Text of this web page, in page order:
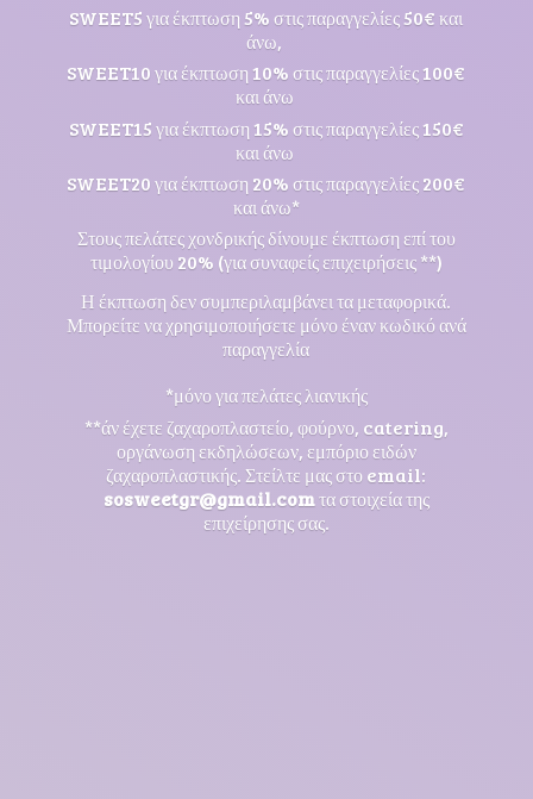
SWEET5 για έκπτωση 5% στις παραγγελίες 50€ και
άνω,
SWEET10 για έκπτωση 10% στις παραγγελίες 100€
και άνω
SWEET15 για έκπτωση 15% στις παραγγελίες 150€
και άνω
SWEET20 για έκπτωση 20% στις παραγγελίες 200€
και άνω*
Στους πελάτες χονδρικής δίνουμε έκπτωση επί του
τιμολογίου 20% (για συναφείς επιχειρήσεις **)
Η έκπτωση δεν συμπεριλαμβάνει τα μεταφορικά.
Μπορείτε να χρησιμοποιήσετε μόνο έναν κωδικό ανά
παραγγελία
*μόνο για πελάτες λιανικής
**άν έχετε ζαχαροπλαστείο, φούρνο, catering,
οργάνωση εκδηλώσεων, εμπόριο ειδών
ζαχαροπλαστικής. Στείλτε μας στο email:
sosweetgr@gmail.comτα στοιχεία της
επιχείρησης σας.